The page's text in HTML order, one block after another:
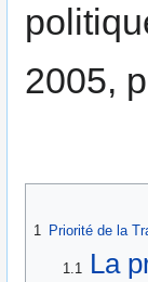
2005,
1 Priorité de la
1.1
La